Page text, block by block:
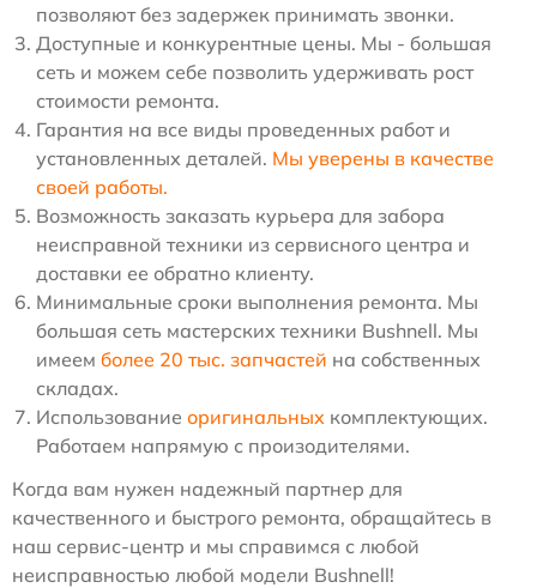
позволяют без задержек принимать звонки.
Доступные и конкурентные цены. Мы - большая
сеть и можем себе позволить удерживать рост
стоимости ремонта.
Гарантия на все виды проведенных работ и
установленных деталей. Мы уверены в качестве
своей работы.
Возможность заказать курьера для забора
неисправной техники из сервисного центра и
доставки ее обратно клиенту.
Минимальные сроки выполнения ремонта. Мы
большая сеть мастерских техники Bushnell. Мы
имеем более 20 тыс. запчастей на собственных
складах.
Использование оригинальных комплектующих.
Работаем напрямую с произодителями.
Когда вам нужен надежный партнер для
качественного и быстрого ремонта, обращайтесь в
наш сервис-центр и мы справимся с любой
неисправностью любой модели Bushnell!